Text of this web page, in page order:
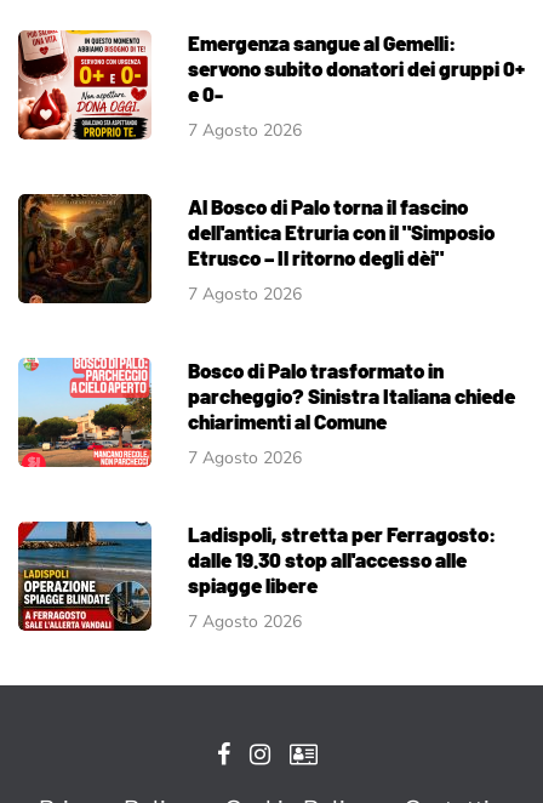
Emergenza sangue al Gemelli:
servono subito donatori dei gruppi 0+
e 0-
7 Agosto 2026
Al Bosco di Palo torna il fascino
dell'antica Etruria con il "Simposio
Etrusco – Il ritorno degli dèi"
7 Agosto 2026
Bosco di Palo trasformato in
parcheggio? Sinistra Italiana chiede
chiarimenti al Comune
7 Agosto 2026
Ladispoli, stretta per Ferragosto:
dalle 19.30 stop all'accesso alle
spiagge libere
7 Agosto 2026